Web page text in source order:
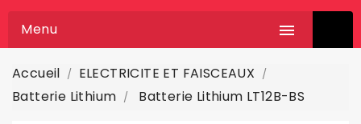

Menu
Accueil
ELECTRICITE ET FAISCEAUX
Batterie Lithium
Batterie Lithium LT12B-BS